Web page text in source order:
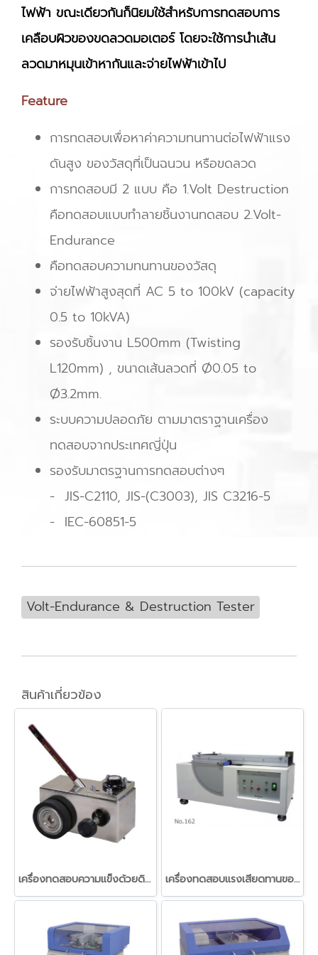
ไฟฟ้า ขณะเดียวกันก็นิยมใช้สำหรับการทดสอบการ
เคลือบผิวของขดลวดมอเตอร์ โดยจะใช้การนำเส้น
ลวดมาหมุนเข้าหากันและจ่ายไฟฟ้าเข้าไป
Feature
การทดสอบเพื่อหาค่าความทนทานต่อไฟฟ้าแรง
ดันสูง ของวัสดุที่เป็นฉนวน หรือขดลวด
การทดสอบมี 2 แบบ คือ 1.Volt Destruction
คือทดสอบแบบทำลายชิ้นงานทดสอบ 2.Volt-
Endurance
คือทดสอบความทนทานของวัสดุ
จ่ายไฟฟ้าสูงสุดที่ AC 5 to 100kV (capacity
0.5 to 10kVA)
รองรับชิ้นงาน L500mm (Twisting
L120mm) , ขนาดเส้นลวดที่ Ø0.05 to
Ø3.2mm.
ระบบความปลอดภัย ตามมาตราฐานเครื่อง
ทดสอบจากประเทศญี่ปุ่น
รองรับมาตรฐานการทดสอบต่างๆ
- JIS-C2110, JIS-(C3003), JIS C3216-5
- IEC-60851-5
Volt-Endurance & Destruction Tester
สินค้าเกี่ยวข้อง
เครื่องทดสอบความแข็งด้วยดินสอ (Pencil Scratch Hardness Tester (Hand Push) เครื่องทดสอบแรงเสียดทานของวัสดุฟิลม์พลาสติก (Slip tester)